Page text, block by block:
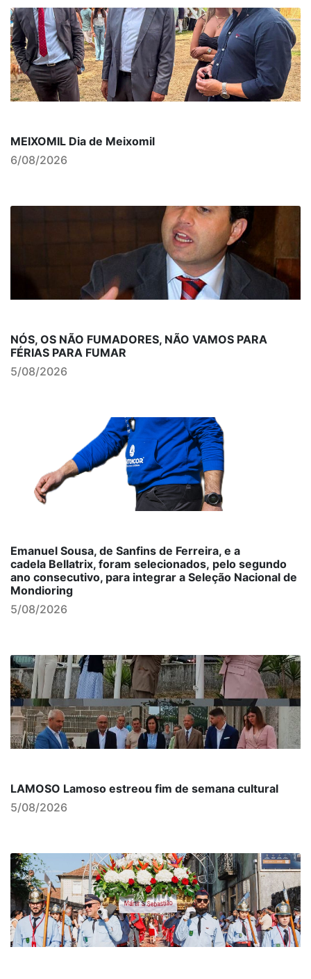
MEIXOMIL Dia de Meixomil
6/08/2026
NÓS, OS NÃO FUMADORES, NÃO VAMOS PARA
FÉRIAS PARA FUMAR
5/08/2026
Emanuel Sousa, de Sanfins de Ferreira, e a
cadela Bellatrix, foram selecionados, pelo segundo
ano consecutivo, para integrar a Seleção Nacional de
Mondioring
5/08/2026
LAMOSO Lamoso estreou fim de semana cultural
5/08/2026